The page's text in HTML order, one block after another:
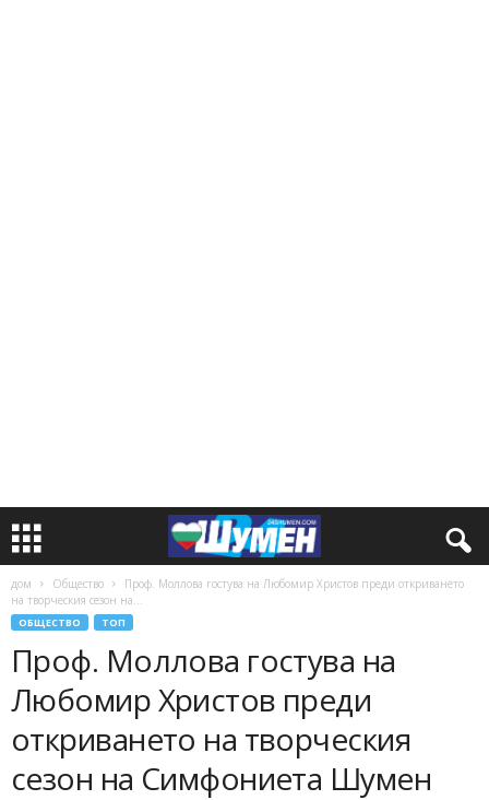
дом Общество
Проф. Моллова гостува на Любомир Христов преди откриването
на творческия сезон на...
ОБЩЕСТВО ТОП
Проф. Моллова гостува на
Любомир Христов преди
откриването на творческия
сезон на Симфониета Шумен